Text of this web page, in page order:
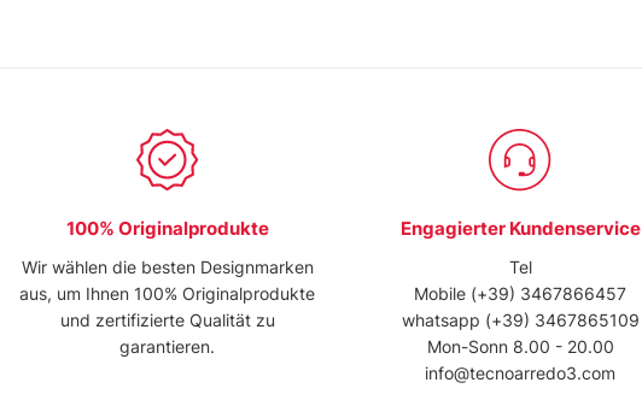
100% Originalprodukte
Wir wählen die besten Designmarken
aus, um Ihnen 100% Originalprodukte
und zertifizierte Qualität zu
garantieren.
Engagierter Kundenservice
Tel
Mobile (+39) 3467866457
whatsapp (+39) 3467865109
Mon-Sonn 8.00 - 20.00
info@tecnoarredo3.com